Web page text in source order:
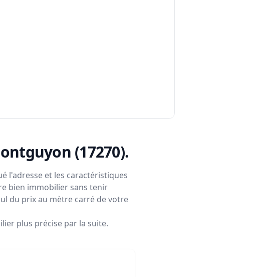
(17270).
l'adresse et les caractéristiques
bien immobilier sans tenir
du prix au mètre carré de votre
plus précise par la suite.